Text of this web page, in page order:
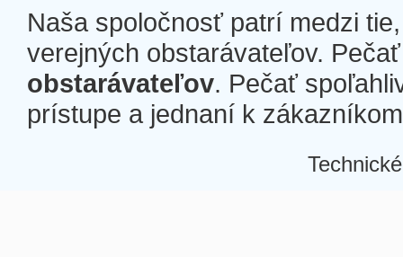
Naša spoločnosť patrí medzi
verejných obstarávateľov.
obstarávateľov. Pečať
prístupe a jednaní k